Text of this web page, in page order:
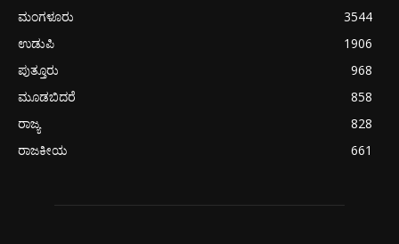
ಮಂಗಳೂರು
3544
ಉಡುಪಿ
1906
ಪುತ್ತೂರು
968
ಮೂಡಬಿದರೆ
858
ರಾಜ್ಯ
828
ರಾಜಕೀಯ
661